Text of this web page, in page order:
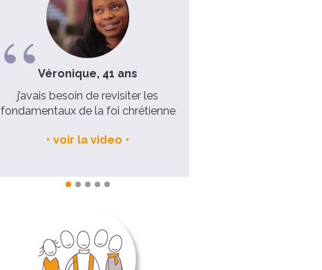
Véronique, 41 ans
j’avais besoin de revisiter les
fondamentaux de la foi chrétienne
voir la video